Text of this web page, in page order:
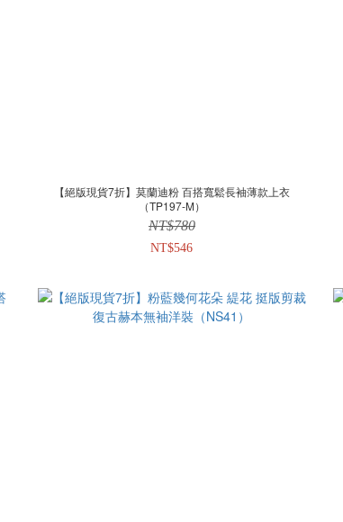
【絕版現貨7折】莫蘭迪粉 百搭寬鬆長袖薄款上衣
（TP197-M）
NT$780
NT$546